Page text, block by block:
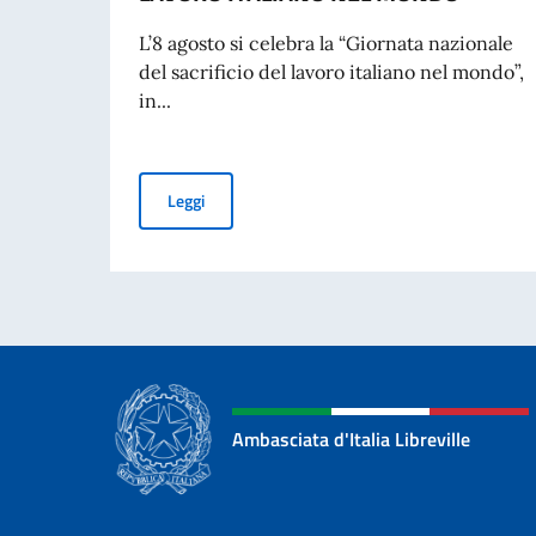
L’8 agosto si celebra la “Giornata nazionale
del sacrificio del lavoro italiano nel mondo”,
in...
LeggiMESSAGGIO DEL VICE PRESIDENTE DEL
Ambasciata d'Italia Libreville